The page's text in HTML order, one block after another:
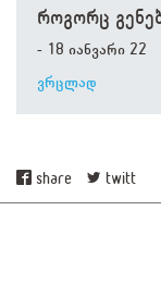
როგორც
- 18 იანვარი 22
ვრცლად
share twitt